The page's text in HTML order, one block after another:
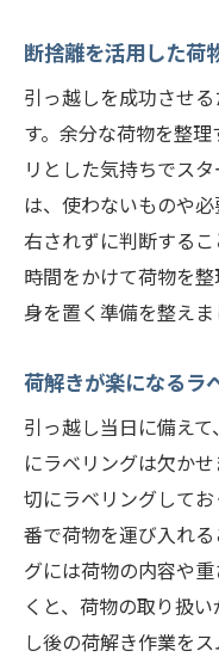
断捨離を活用した荷
引っ越しを成功させ
す。余分な荷物を整
リとした気持ちでス
は、使わないものや
右されずに判断する
時間をかけて荷物を
身を置く準備を整えま
荷解きが楽になるラ
引っ越し当日に備え
にラベリングは欠か
切にラベリングして
番で荷物を運び入れ
グには荷物の内容や
くと、荷物の取り扱
し後の荷解き作業を